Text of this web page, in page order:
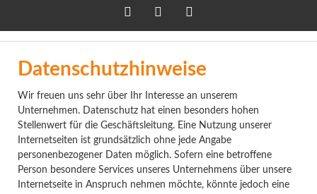
LinkedIn FacebookInstagram
Datenschutzhinweise
Wir freuen uns sehr über Ihr Interesse an unserem
Unternehmen. Datenschutz hat einen besonders hohen
Stellenwert für die Geschäftsleitung. Eine Nutzung unserer
Internetseiten ist grundsätzlich ohne jede Angabe
personenbezogener Daten möglich. Sofern eine betroffene
Person besondere Services unseres Unternehmens über unsere
Internetseite in Anspruch nehmen möchte, könnte jedoch eine